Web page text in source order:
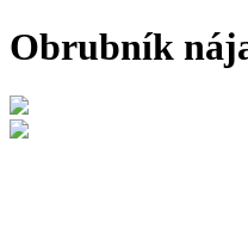
Obrubník